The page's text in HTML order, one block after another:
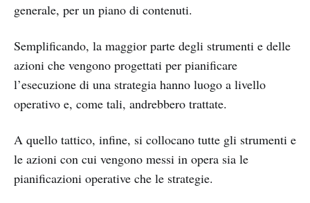
generale, per un piano di contenuti.
Semplificando, la maggior parte degli strumenti e delle
azioni che vengono progettati per pianificare
l’esecuzione di una strategia hanno luogo a livello
operativo e, come tali, andrebbero trattate.
A quello tattico, infine, si collocano tutte gli strumenti e
le azioni con cui vengono messi in opera sia le
pianificazioni operative che le strategie.